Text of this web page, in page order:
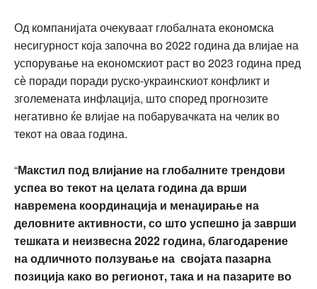
Од компанијата очекуваат глобалната економска
несигурност која започна во 2022 година да влијае на
успорување на економскиот раст во 2023 година пред
сѐ поради поради руско-украинскиот конфликт и
зголемената инфлација, што според прогнозите
негативно ќе влијае на побарувачката на челик во
текот на оваа година.
“Макстил под влијание на глобалните трендови
успеа во текот на целата година да врши
навремена координација и менаџирање на
деловните активности, со што успешно ја заврши
тешката и неизвесна 2022 година, благодарение
на одличното ползување на својата пазарна
позиција како во регионот, така и на пазарите во